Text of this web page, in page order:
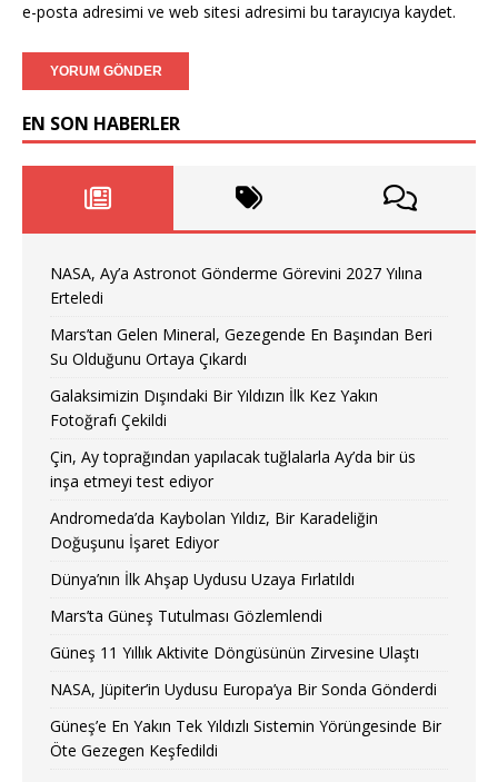
e-posta adresimi ve web sitesi adresimi bu tarayıcıya kaydet.
EN SON HABERLER
NASA, Ay’a Astronot Gönderme Görevini 2027 Yılına
Erteledi
Mars’tan Gelen Mineral, Gezegende En Başından Beri
Su Olduğunu Ortaya Çıkardı
Galaksimizin Dışındaki Bir Yıldızın İlk Kez Yakın
Fotoğrafı Çekildi
Çin, Ay toprağından yapılacak tuğlalarla Ay’da bir üs
inşa etmeyi test ediyor
Andromeda’da Kaybolan Yıldız, Bir Karadeliğin
Doğuşunu İşaret Ediyor
Dünya’nın İlk Ahşap Uydusu Uzaya Fırlatıldı
Mars’ta Güneş Tutulması Gözlemlendi
Güneş 11 Yıllık Aktivite Döngüsünün Zirvesine Ulaştı
NASA, Jüpiter’in Uydusu Europa’ya Bir Sonda Gönderdi
Güneş’e En Yakın Tek Yıldızlı Sistemin Yörüngesinde Bir
Öte Gezegen Keşfedildi